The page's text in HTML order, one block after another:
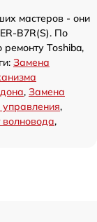
мастеров - они
B7R(S). По
Toshiba,
Замена
, Замена
,
волновода,